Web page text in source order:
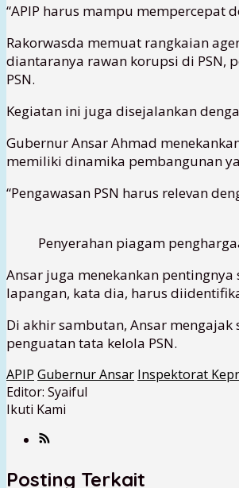
“APIP harus mampu mempercepat
Rakorwasda memuat rangkaian
diantaranya rawan korupsi di PSN,
PSN.
Kegiatan ini juga disejalankan
Gubernur Ansar Ahmad
memiliki dinamika pembangunan
“Pengawasan PSN harus relevan
Penyerahan piagam
Ansar juga menekankan
lapangan, kata dia, harus
Di akhir sambutan, Ansar
penguatan tata kelola PSN.
APIP Gubernur Ansar Inspektorat
Editor: Syaiful
Ikuti Kami
Posting Terkait